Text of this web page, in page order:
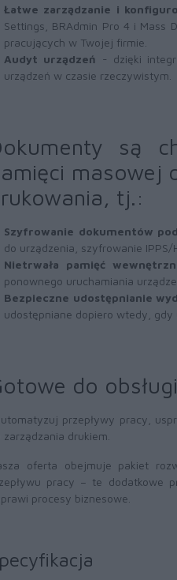
Łatwe zarządzanie i
Settings, BRAdmin Pro 4 i Mass
pracujących w Twojej firmie.
Audyt urządzeń - dzięki
urządzeń w czasie rzeczywistym.
są
masowej
tj.:
Szyfrowanie dokumentów
do urządzenia, szyfrowanie
Nietrwała pamięć
ponownego uruchamiania
Bezpieczne udostępnianie
udostępniane dopiero wtedy,
do
przepływy pracy,
zarządzania drukiem.
oferta obejmuje pakiet
pracy – te dodatkowe
procesy biznesowe.